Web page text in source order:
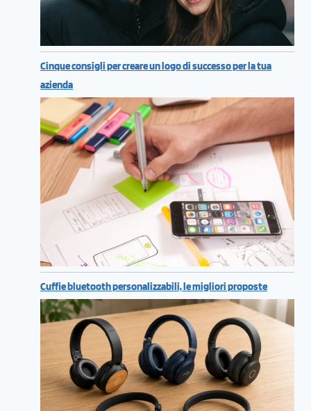
Cinque consigli per creare un logo di successo per la tua
azienda
Cuffie bluetooth personalizzabili, le migliori proposte